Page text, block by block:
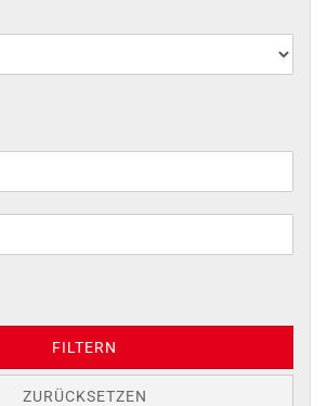
FILTERN
ZURÜCKSETZEN